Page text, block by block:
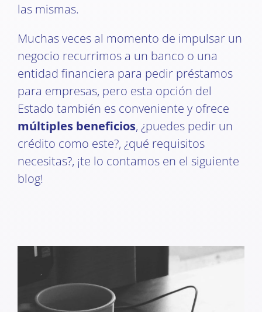
las mismas.
Muchas veces al momento de impulsar un
negocio recurrimos a un banco o una
entidad financiera para pedir préstamos
para empresas, pero esta opción del
Estado también es conveniente y ofrece
múltiples beneficios, ¿puedes pedir un
crédito como este?, ¿qué requisitos
necesitas?, ¡te lo contamos en el siguiente
blog!